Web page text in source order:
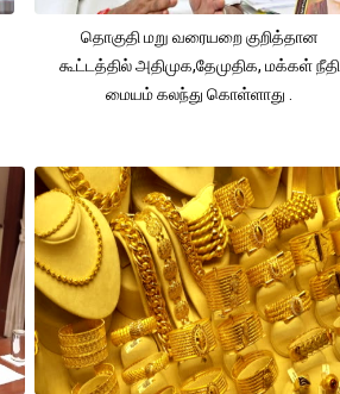
தொகுதி மறு வரையறை குறித்தான
கூட்டத்தில் அதிமுக,தேமுதிக, மக்கள் நீதி
மையம் கலந்து கொள்ளாது .